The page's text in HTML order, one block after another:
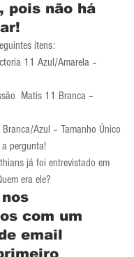
pois não há
itens:
11 Azul/Amarela –
Matis 11 Branca –
Azul – Tamanho Único
pergunta!
já foi entrevistado em
era ele?
com um
email